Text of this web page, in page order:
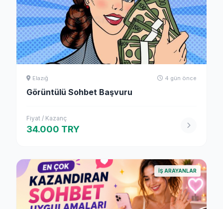
Elazığ 4 gün önce
Görüntülü Sohbet Başvuru
Fiyat / Kazanç
34.000 TRY
İŞ ARAYANLAR